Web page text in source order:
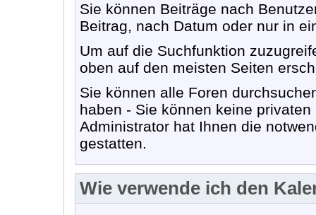
Sie können Beiträge nach
Beitrag, nach Datum oder nur in
Um auf die Suchfunktion
oben auf den meisten Seiten
Sie können alle Foren
haben - Sie können keine
Administrator hat Ihnen die
gestatten.
Wie verwende ich den